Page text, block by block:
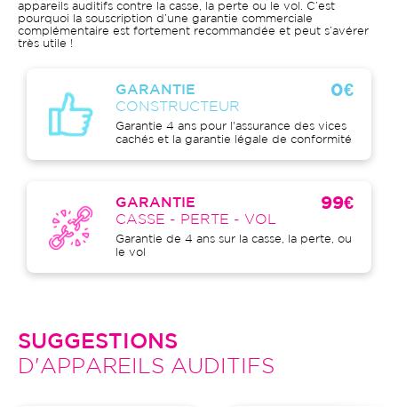
appareils auditifs contre la casse, la perte ou le vol. C’est
pourquoi la souscription d’une garantie commerciale
complémentaire est fortement recommandée et peut s’avérer
très utile !
GARANTIE
CONSTRUCTEUR
0€
Garantie 4 ans pour l'assurance des vices
cachés et la garantie légale de conformité
GARANTIE
CASSE - PERTE - VOL
99€
Garantie de 4 ans sur la casse, la perte, ou
le vol
SUGGESTIONS
D'APPAREILS AUDITIFS